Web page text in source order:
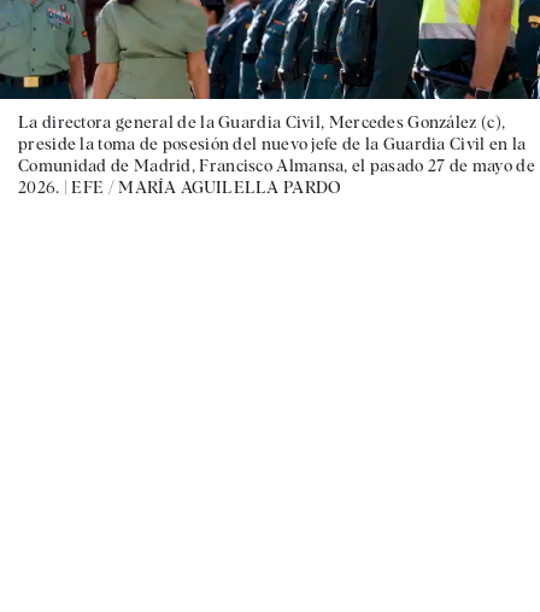
La directora general de la Guardia Civil, Mercedes González (c),
preside la toma de posesión del nuevo jefe de la Guardia Civil en la
Comunidad de Madrid, Francisco Almansa, el pasado 27 de mayo de
2026. |EFE / MARÍA AGUILELLA PARDO